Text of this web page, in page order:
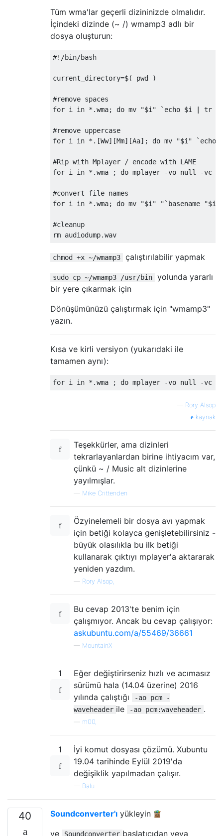
Tüm wma'lar geçerli dizininizde olmalıdır.
İçindeki dizinde (~ /) wmamp3 adlı bir
dosya oluşturun:
#!/bin/bash
current_directory=$( pwd )
#remove spaces
for i in *.wma; do mv "$i" `echo $i | tr
#remove uppercase
for i in *.[Ww][Mm][Aa]; do mv "$i"
#Rip with Mplayer / encode with LAME
for i in *.wma ; do mplayer -vo null -vc
#convert file names
for i in *.wma; do mv "$i" "`basename "$i"
#cleanup
chmod +x ~/wmamp3 çalıştırılabilir yapmak
sudo cp ~/wmamp3 /usr/bin
yolunda yararlı
bir yere çıkarmak için
Dönüşümünüzü çalıştırmak için "wmamp3"
yazın.
Kısa ve kirli versiyon (yukarıdaki ile
tamamen aynı):
— Rory Alsop
kaynak
Teşekkürler, ama dizinleri
tekrarlayanlardan birine ihtiyacım var,
çünkü ~ / Music alt dizinlerine
yayılmışlar.
— Mike Crittenden
Özyinelemeli bir dosya avı yapmak
için betiği kolayca genişletebilirsiniz -
büyük olasılıkla bu ilk betiği
kullanarak çıktıyı mplayer'a aktararak
yeniden yazdım.
— Rory Alsop,
Bu cevap 2013'te benim için
çalışmıyor. Ancak bu cevap çalışıyor:
askubuntu.com/a/55469/36661
— MountainX
1
Eğer değiştirirseniz hızlı ve acımasız
sürümü hala (14.04 üzerine) 2016
yılında çalıştığı
-ao pcm -
waveheader ile -ao pcm:waveheader .
m00,
1
İyi komut dosyası çözümü. Xubuntu
19.04 tarihinde Eylül 2019'da
değişiklik yapılmadan çalışır.
— Balu
40 Soundconverter'ı yükleyin
ve
Soundconverter başlatıcıdan veya